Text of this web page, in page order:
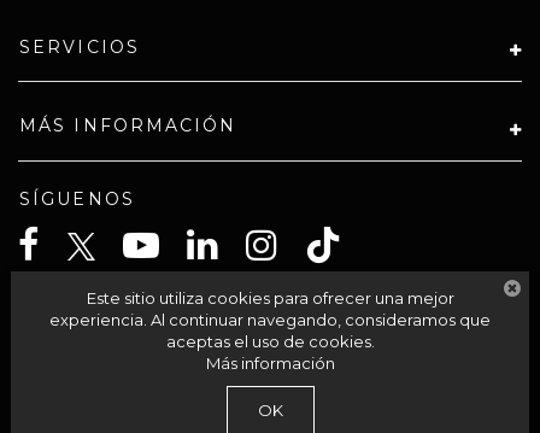
SERVICIOS
MÁS INFORMACIÓN
SÍGUENOS
CELTA SOLUCIONES SA PI DE CV
Av Acueducto 95-int 201,Morelia,
Contáctanos |Aviso de Privacidad
Este sitio utiliza cookies para ofrecer una mejor
experiencia. Al continuar navegando, consideramos que
aceptas el uso de cookies.
Más información
OK